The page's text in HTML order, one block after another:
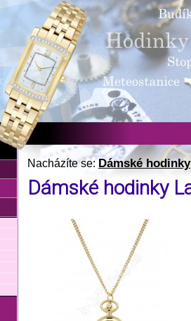
Nacházíte se:Dámské hodinky
Dámské hodinky